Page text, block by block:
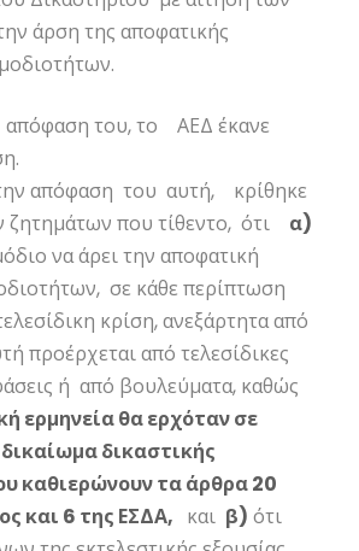
άρση της αποφατικής
του, το ΑΕΔ έκανε
απόφαση του αυτή, κρίθηκε
ζητημάτων που τίθεντο, ότι α)
να άρει την αποφατική
σε κάθε περίπτωση
κρίση, ανεξάρτητα από
προέρχεται από τελεσίδικες
ή από βουλεύματα, καθώς
ερμηνεία θα ερχόταν σε
δικαστικής
καθιερώνουν τα άρθρα 20
και 6 της ΕΣΔΑ, και β) ότι